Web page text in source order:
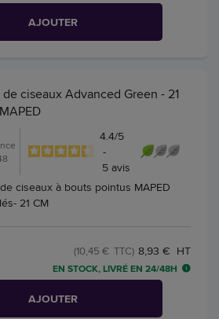
AJOUTER
de ciseaux Advanced Green - 21
4.4/5
-
5 avis
ciseaux à bouts pointus MAPED
21 CM
8,93 € HT
(10,45 € TTC)
EN STOCK, LIVRÉ EN 24/48H
AJOUTER